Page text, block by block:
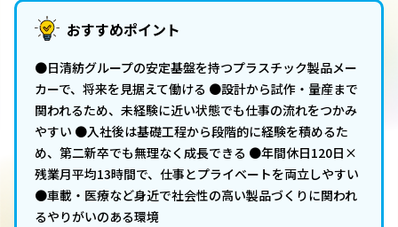
おすすめポイント
●日清紡グループの安定基盤を持つプラスチック製品メー
カーで、将来を見据えて働ける ●設計から試作・量産まで
関われるため、未経験に近い状態でも仕事の流れをつかみ
やすい ●入社後は基礎工程から段階的に経験を積めるた
め、第二新卒でも無理なく成長できる ●年間休日120日×
残業月平均13時間で、仕事とプライベートを両立しやすい
●車載・医療など身近で社会性の高い製品づくりに関われ
るやりがいのある環境